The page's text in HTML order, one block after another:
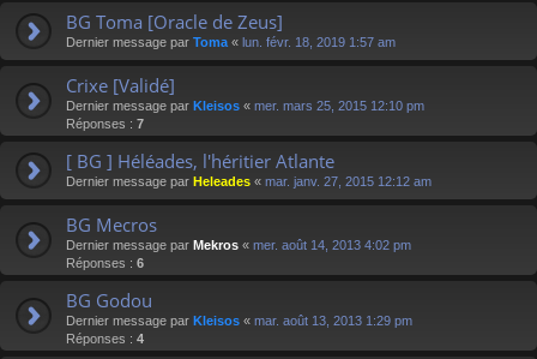
BG Toma [Oracle de Zeus]
Dernier message par Toma « lun. févr. 18, 2019 1:57 am
Crixe [Validé]
Dernier message par Kleisos « mer. mars 25, 2015 12:10 pm
Réponses : 7
[ BG ] Héléades, l'héritier Atlante
Dernier message par Heleades « mar. janv. 27, 2015 12:12 am
BG Mecros
Dernier message par Mekros « mer. août 14, 2013 4:02 pm
Réponses : 6
BG Godou
Dernier message par Kleisos « mar. août 13, 2013 1:29 pm
Réponses : 4